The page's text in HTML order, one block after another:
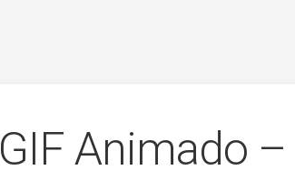
GIF Animado